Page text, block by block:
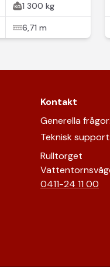
1 300 kg
6,71 m
Kontakt
Generella frågor:
Teknisk support:
Rulltorget
0411-24 11 00